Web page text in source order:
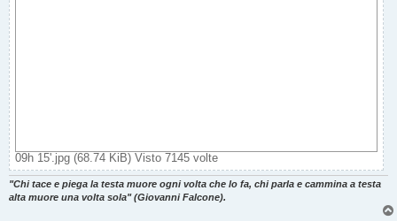
09h 15'.jpg (68.74 KiB) Visto 7145 volte
"Chi tace e piega la testa muore ogni volta che lo fa, chi parla e cammina a testa
alta muore una volta sola" (Giovanni Falcone).